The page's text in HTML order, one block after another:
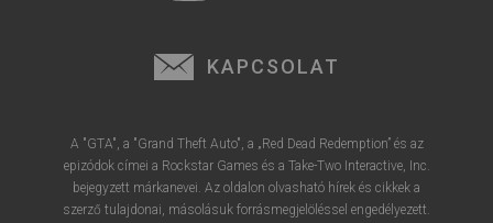
KAPCSOLAT
A "GTA", a "Grand Theft Auto", a „Red Dead Redemption” és az
epizódok címei a Rockstar Games és a Take-Two Interactive, Inc.
bejegyzett márkanevei. Az oldalon olvasható hírek és cikkek a
szerző tulajdonai, másolásuk forrásmegjelöléssel engedélyezett.